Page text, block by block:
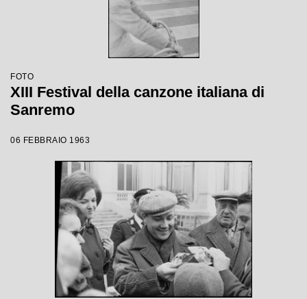
FOTO
XIII Festival della canzone italiana di
Sanremo
06 FEBBRAIO 1963